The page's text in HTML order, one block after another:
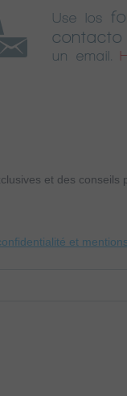
Use los
contacto
un email.
et des conseils
et